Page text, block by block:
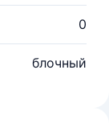
0
блочный